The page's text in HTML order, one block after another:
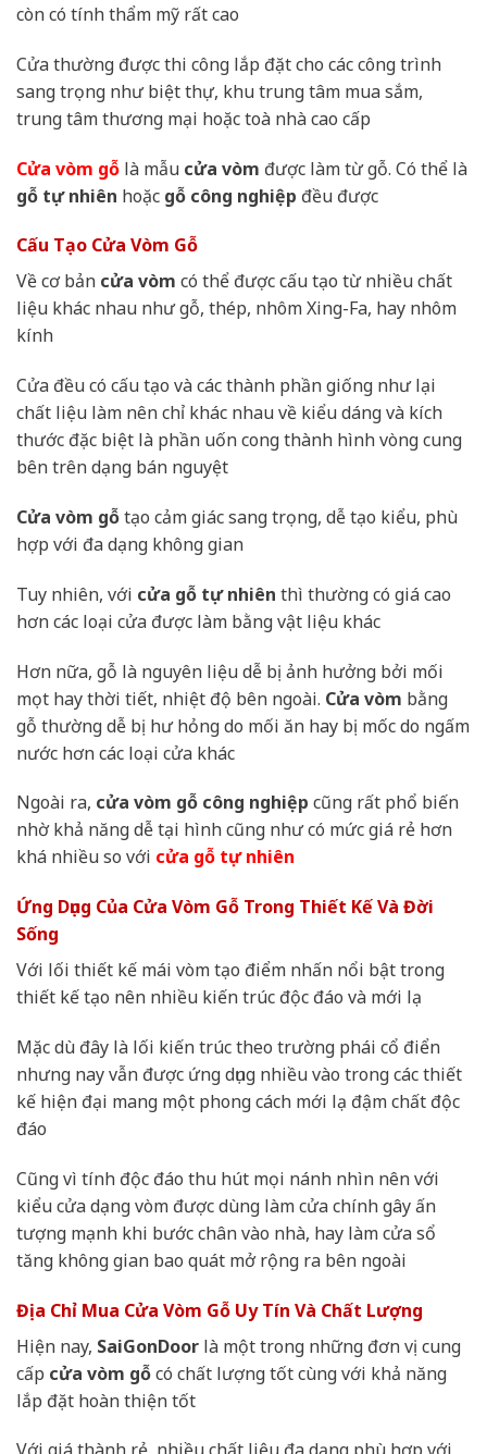
còn có tính thẩm mỹ rất cao
Cửa thường được thi công lắp đặt cho các công trình
sang trọng như biệt thự, khu trung tâm mua sắm,
trung tâm thương mại hoặc toà nhà cao cấp
Cửa vòm gỗ là mẫu cửa vòm được làm từ gỗ. Có thể là
gỗ tự nhiên hoặc gỗ công nghiệp đều được
Cấu Tạo Cửa Vòm Gỗ
Về cơ bản cửa vòm có thể được cấu tạo từ nhiều chất
liệu khác nhau như gỗ, thép, nhôm Xing-Fa, hay nhôm
kính
Cửa đều có cấu tạo và các thành phần giống như lại
chất liệu làm nên chỉ khác nhau về kiểu dáng và kích
thước đặc biệt là phần uốn cong thành hình vòng cung
bên trên dạng bán nguyệt
Cửa vòm gỗtạo cảm giác sang trọng, dễ tạo kiểu, phù
hợp với đa dạng không gian
Tuy nhiên, với cửa gỗ tự nhiên thì thường có giá cao
hơn các loại cửa được làm bằng vật liệu khác
Hơn nữa, gỗ là nguyên liệu dễ bị ảnh hưởng bởi mối
mọt hay thời tiết, nhiệt độ bên ngoài. Cửa vòm bằng
gỗ thường dễ bị hư hỏng do mối ăn hay bị mốc do ngấm
nước hơn các loại cửa khác
Ngoài ra, cửa vòm gỗ công nghiệp cũng rất phổ biến
nhờ khả năng dễ tại hình cũng như có mức giá rẻ hơn
khá nhiều so với cửa gỗ tự nhiên
Ứng Dụng Của Cửa Vòm Gỗ Trong Thiết Kế Và Đời
Sống
Với lối thiết kế mái vòm tạo điểm nhấn nổi bật trong
thiết kế tạo nên nhiều kiến trúc độc đáo và mới lạ
Mặc dù đây là lối kiến trúc theo trường phái cổ điển
nhưng nay vẫn được ứng dụng nhiều vào trong các thiết
kế hiện đại mang một phong cách mới lạ đậm chất độc
đáo
Cũng vì tính độc đáo thu hút mọi nánh nhìn nên với
kiểu cửa dạng vòm được dùng làm cửa chính gây ấn
tượng mạnh khi bước chân vào nhà, hay làm cửa sổ
tăng không gian bao quát mở rộng ra bên ngoài
Địa Chỉ Mua Cửa Vòm Gỗ Uy Tín Và Chất Lượng
Hiện nay, SaiGonDoor là một trong những đơn vị cung
cấp cửa vòm gỗcó chất lượng tốt cùng với khả năng
lắp đặt hoàn thiện tốt